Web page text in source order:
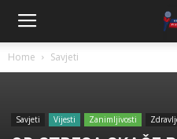
Home Savjeti
Savjeti Vijesti Zanimljivosti